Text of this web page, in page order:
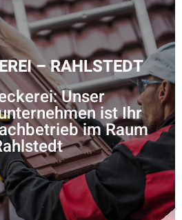
– RAHLSTEDT
Unser
ist Ihr
im Raum